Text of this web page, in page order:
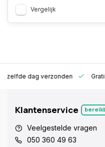
Vergelijk
zelfde dag verzonden
Klantenservice
Veelgestelde vragen
050 360 49 63